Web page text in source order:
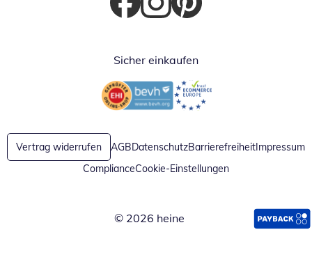
Öffnet in neuem Fenster
Öffnet in neuem Fenster
Öffnet in neuem Fenster
Sicher einkaufen
Öffnet in neuem FensterÖffnet in neuem Fenster
Vertrag widerrufen AGBDatenschutzBarrierefreiheitImpressum
ComplianceCookie-Einstellungen
© 2026 heine